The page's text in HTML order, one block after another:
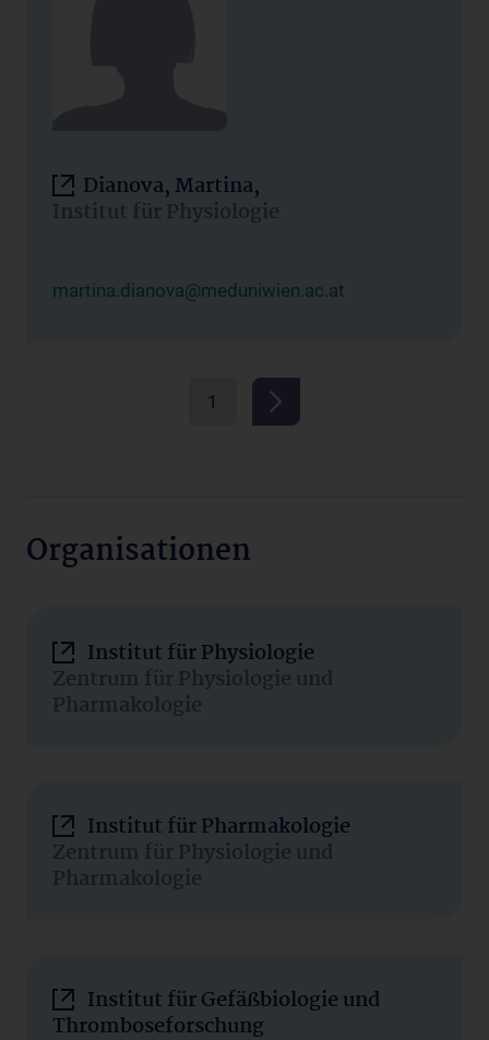
Dianova, Martina,
Institut für Physiologie
martina.dianova@meduniwien.ac.at
1
Organisationen
Institut für Physiologie
Zentrum für Physiologie und
Pharmakologie
Institut für Pharmakologie
Zentrum für Physiologie und
Pharmakologie
Institut für Gefäßbiologie und
Thromboseforschung